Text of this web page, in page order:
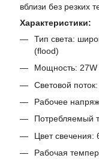
вблизи без резких
Характеристики:
Тип света:
(flood)
Мощность: 27W
Световой
Рабочее
Потребляемый
Цвет свечения:
Рабочая